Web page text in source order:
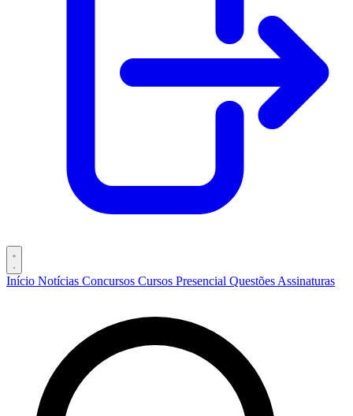
Início Notícias Concursos Cursos Presencial Questões Assinaturas